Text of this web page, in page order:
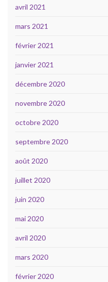
avril 2021
mars 2021
février 2021
janvier 2021
décembre 2020
novembre 2020
octobre 2020
septembre 2020
août 2020
juillet 2020
juin 2020
mai 2020
avril 2020
mars 2020
février 2020